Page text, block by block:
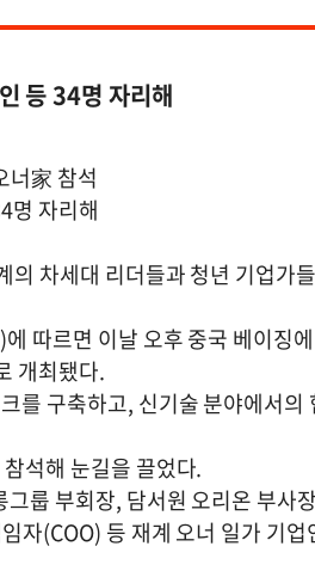
등 34명 자리해
너家 참석
명 자리해
차세대 리더들과 청년 기업가
따르면 이날 오후 중국 베이징
개최됐다.
를 구축하고, 신기술 분야에서의
석해 눈길을 끌었다.
룹 부회장, 담서원 오리온 부사
자(COO) 등 재계 오너 일가 기